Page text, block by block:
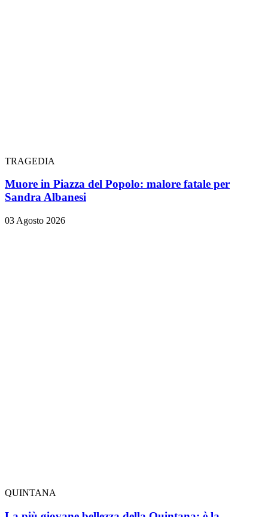
TRAGEDIA
Muore in Piazza del Popolo: malore fatale per
Sandra Albanesi
03 Agosto 2026
QUINTANA